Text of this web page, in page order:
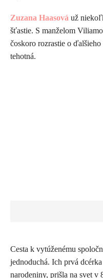
Zuzana Haasová už
šťastie. S manželom
čoskoro rozrastie o
tehotná.
​Cesta k vytúženému
jednoduchá. Ich prvá
narodeniny, prišla na svet v